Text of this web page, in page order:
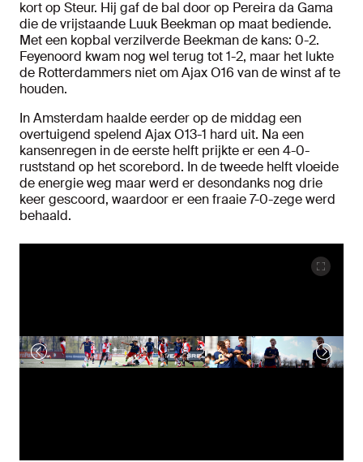
kort op Steur. Hij gaf de bal door op Pereira da Gama
die de vrijstaande Luuk Beekman op maat bediende.
Met een kopbal verzilverde Beekman de kans: 0-2.
Feyenoord kwam nog wel terug tot 1-2, maar het lukte
de Rotterdammers niet om Ajax O16 van de winst af te
houden.
In Amsterdam haalde eerder op de middag een
overtuigend spelend Ajax O13-1 hard uit. Na een
kansenregen in de eerste helft prijkte er een 4-0-
ruststand op het scorebord. In de tweede helft vloeide
de energie weg maar werd er desondanks nog drie
keer gescoord, waardoor er een fraaie 7-0-zege werd
behaald.